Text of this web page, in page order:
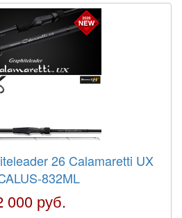
26 Calamaretti UX
832ML
000 руб.